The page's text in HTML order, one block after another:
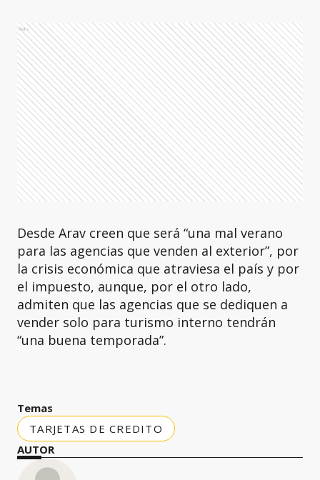
Ads
Desde Arav creen que será “una mal verano
para las agencias que venden al exterior”, por
la crisis económica que atraviesa el país y por
el impuesto, aunque, por el otro lado,
admiten que las agencias que se dediquen a
vender solo para turismo interno tendrán
“una buena temporada”.
Temas
TARJETAS DE CREDITO
AUTOR